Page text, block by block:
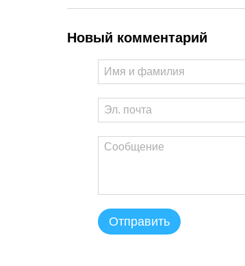
Новый комментарий
Отправить